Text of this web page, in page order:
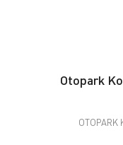
Otopark
OTOPARK